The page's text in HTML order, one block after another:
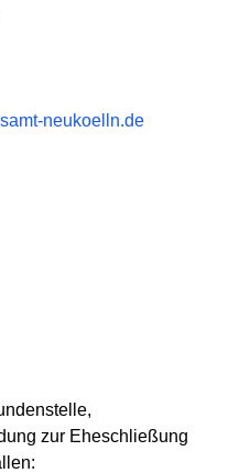
neukoelln.de
zur Eheschließung